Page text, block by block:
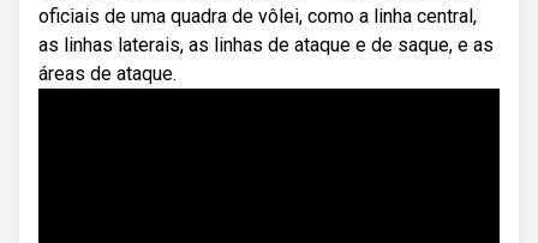
oficiais de uma quadra de vôlei, como a linha central,
as linhas laterais, as linhas de ataque e de saque, e as
áreas de ataque.